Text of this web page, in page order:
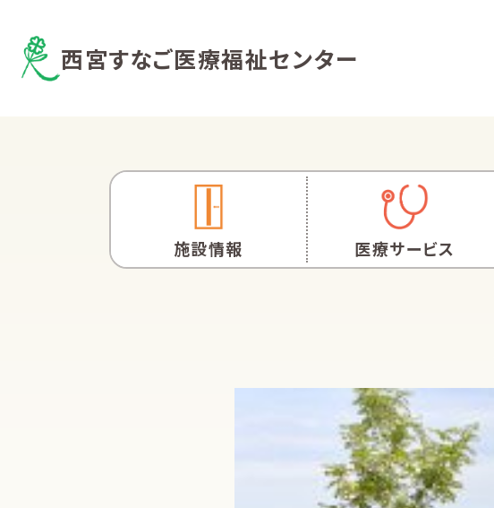
西宮すなご医療福祉センター
施設情報 医療サービス